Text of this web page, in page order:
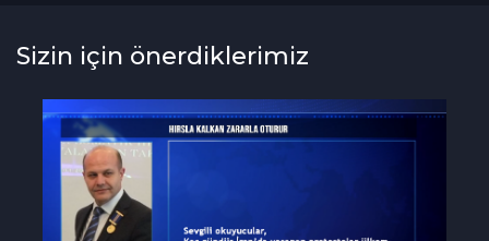
Sizin için önerdiklerimiz